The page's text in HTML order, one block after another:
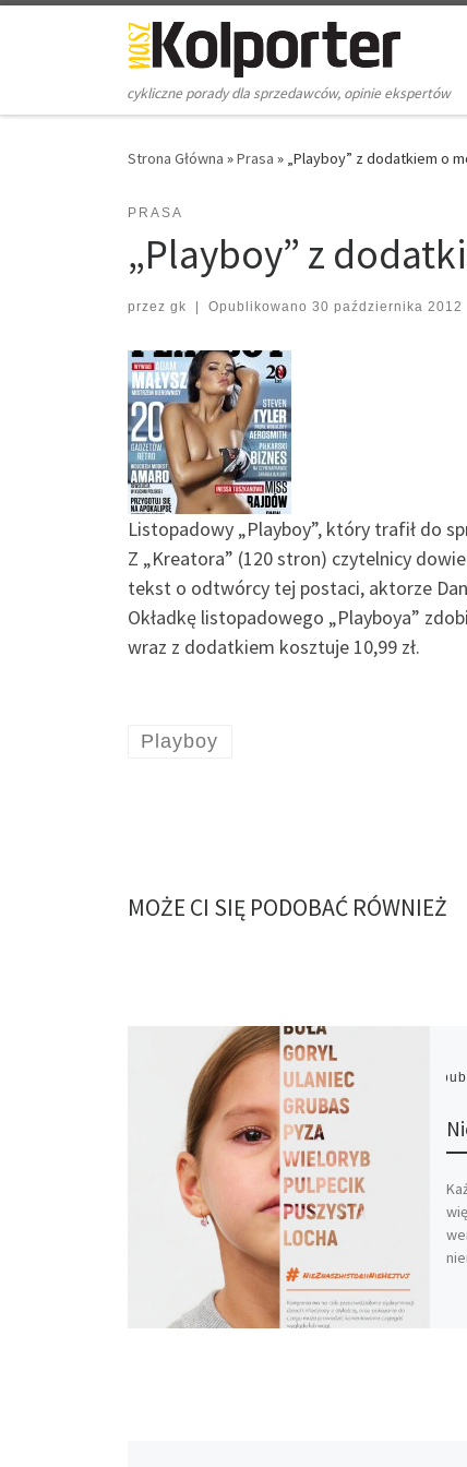
Skip to content
cykliczne porady dla sprzedawców, opinie ekspertów
Strona Główna »Prasa » „Playboy” z dodatkiem o
PRASA
„Playboy” z
przez gk Opublikowano 30 października 2012
Listopadowy „Playboy”, który trafił do
Z „Kreatora” (120 stron) czytelnicy
tekst o odtwórcy tej postaci, aktorze
Okładkę listopadowego „Playboya”
wraz z dodatkiem kosztuje 10,99 zł.
Playboy
MOŻE CI SIĘ PODOBAĆ RÓWNIEŻ